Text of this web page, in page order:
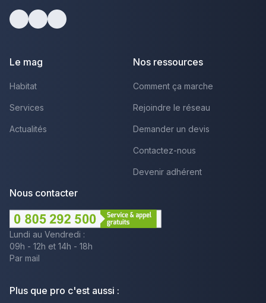
Le mag
Habitat
Services
Actualités
Nos ressources
Comment ça marche
Rejoindre le réseau
Demander un devis
Contactez-nous
Devenir adhérent
Nous contacter
Lundi au Vendredi :
09h - 12h et 14h - 18h
Par mail
Plus que pro c'est aussi :